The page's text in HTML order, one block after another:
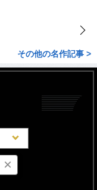
その他の名作記事 >
週間
×